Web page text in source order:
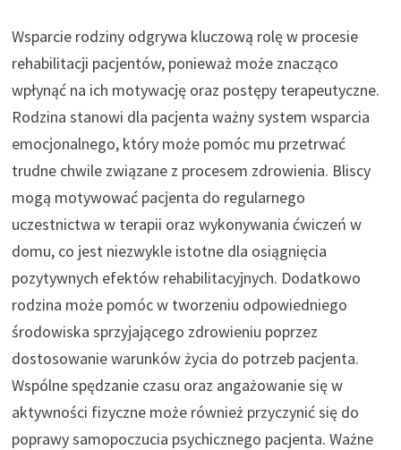
Wsparcie rodziny odgrywa kluczową rolę w procesie
rehabilitacji pacjentów, ponieważ może znacząco
wpłynąć na ich motywację oraz postępy terapeutyczne.
Rodzina stanowi dla pacjenta ważny system wsparcia
emocjonalnego, który może pomóc mu przetrwać
trudne chwile związane z procesem zdrowienia. Bliscy
mogą motywować pacjenta do regularnego
uczestnictwa w terapii oraz wykonywania ćwiczeń w
domu, co jest niezwykle istotne dla osiągnięcia
pozytywnych efektów rehabilitacyjnych. Dodatkowo
rodzina może pomóc w tworzeniu odpowiedniego
środowiska sprzyjającego zdrowieniu poprzez
dostosowanie warunków życia do potrzeb pacjenta.
Wspólne spędzanie czasu oraz angażowanie się w
aktywności fizyczne może również przyczynić się do
poprawy samopoczucia psychicznego pacjenta. Ważne